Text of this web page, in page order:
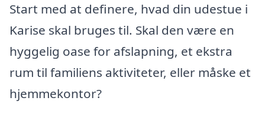
Start med at definere, hvad din udestue i
Karise skal bruges til. Skal den være en
hyggelig oase for afslapning, et ekstra
rum til familiens aktiviteter, eller måske et
hjemmekontor?